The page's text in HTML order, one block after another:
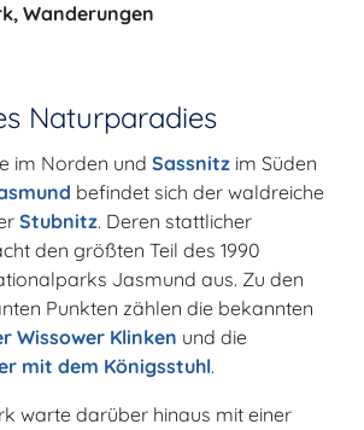
Wanderungen
Naturparadies
im Norden und Sassnitz im Süden
befindet sich der waldreiche
Stubnitz. Deren stattlicher
den größten Teil des 1990
Jasmund aus. Zu den
Punkten zählen die bekannten
Wissower Klinken und die
mit dem Königsstuhl.
warte darüber hinaus mit einer